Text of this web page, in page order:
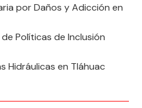
por Daños y Adicción en
Políticas de Inclusión
Hidráulicas en Tláhuac